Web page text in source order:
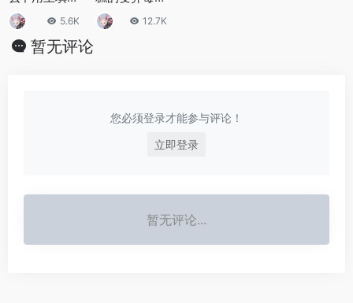
地狱之门不用
土填原因是什
么
5.6K
株”？世卫称
全球新冠病例
12.7K
暂无评论
您必须登录才能参与评论！
立即登录
暂无评论...